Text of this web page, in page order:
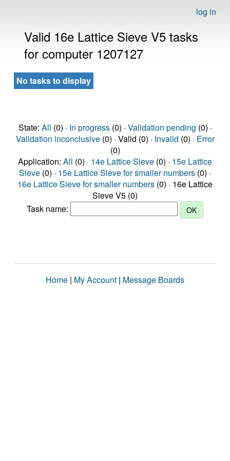
log in
Valid 16e Lattice Sieve V5 tasks
for computer 1207127
No tasks to display
State: All (0) · In progress(0) · Validation pending (0) ·
Validation inconclusive(0) · Valid (0) · Invalid (0) · Error
(0)
Application: All (0) · 14e Lattice Sieve (0) · 15e Lattice
Sieve (0) · 15e Lattice Sieve for smaller numbers (0) ·
16e Lattice Sieve for smaller numbers (0) · 16e Lattice
Sieve V5 (0)
Task name:
Home | My Account | Message Boards